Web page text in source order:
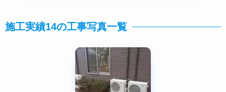
施工実績14の工事写真一覧